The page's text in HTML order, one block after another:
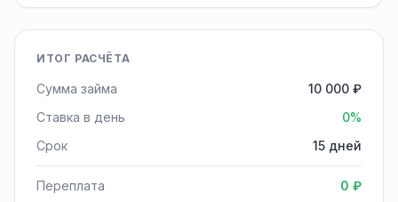
ИТОГ РАСЧЁТА
Сумма займа
10 000 ₽
Ставка в день
0%
Срок
15 дней
Переплата 0 ₽